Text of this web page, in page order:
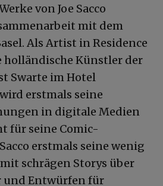
von Joe Sacco
mit dem
Als Artist in Residence
holländische Künstler der
Swarte im Hotel
erstmals seine
in digitale Medien
für seine Comic-
erstmals seine wenig
schrägen Storys über
und Entwürfen für